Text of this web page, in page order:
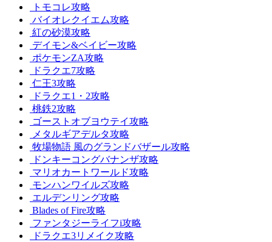
トモコレ攻略
バイオレクイエム攻略
紅の砂漠攻略
デイモン&ベイビー攻略
ポケモンZA攻略
ドラクエ7攻略
仁王3攻略
ドラクエ1・2攻略
桃鉄2攻略
ゴーストオブヨウテイ攻略
メタルギアデルタ攻略
牧場物語 風のグランドバザール攻略
ドンキーコングバナンザ攻略
マリオカートワールド攻略
モンハンワイルズ攻略
エルデンリング攻略
Blades of Fire攻略
ファンタジーライフi攻略
ドラクエ3リメイク攻略